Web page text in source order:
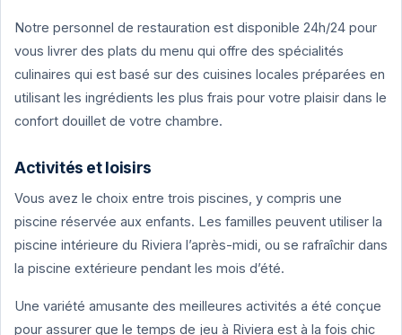
Notre personnel de restauration est disponible 24h/24 pour
vous livrer des plats du menu qui offre des spécialités
culinaires qui est basé sur des cuisines locales préparées en
utilisant les ingrédients les plus frais pour votre plaisir dans le
confort douillet de votre chambre.
Activités et loisirs
Vous avez le choix entre trois piscines, y compris une
piscine réservée aux enfants. Les familles peuvent utiliser la
piscine intérieure du Riviera l’après-midi, ou se rafraîchir dans
la piscine extérieure pendant les mois d’été.
Une variété amusante des meilleures activités a été conçue
pour assurer que le temps de jeu à Riviera est à la fois chic